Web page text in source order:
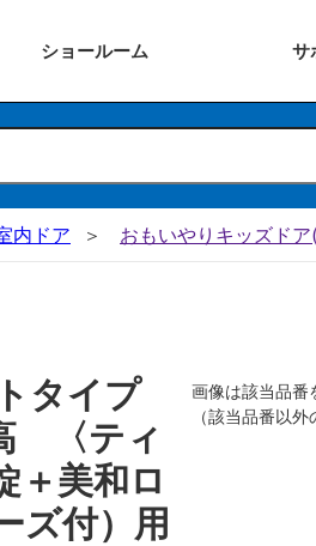
ショールーム サ
内ドア おもいやりキッズド
タイプ
〈ティ
美和ロ
付）用
画像は該当品番
（該当品番以